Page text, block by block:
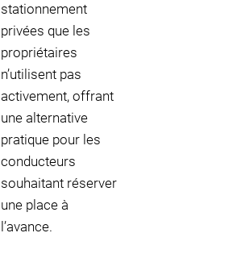
stationnement
privées que les
propriétaires
n’utilisent pas
activement, offrant
une alternative
pratique pour les
conducteurs
souhaitant réserver
une place à
l’avance.